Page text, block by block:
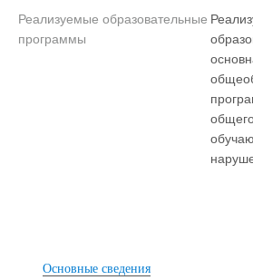
Реализуемые образовательные
программы
Основные сведения